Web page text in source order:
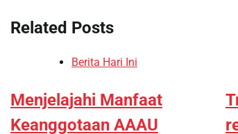
Related Posts
Berita Hari Ini
Menjelajahi Manfaat
Keanggotaan AAAU